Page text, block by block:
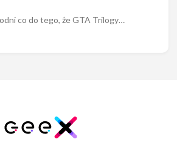
co do tego, że GTA Trilogy…